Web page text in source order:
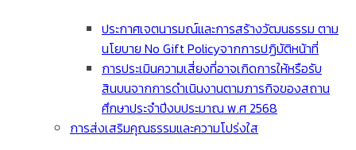
ประกาศเจตนารมณ์และการสร้างวัฒนธรรม ตาม
นโยบาย No Gift Policyจากการปฏิบัติหน้าที่
การประเมินความเสี่ยงที่อาจเกิดการให้หรือรับ
สินบนจากการดําเนินงานตามภารกิจของสถาน
ศึกษาประจําปีงบประมาณ พ.ศ 2568
การส่งเสริมคุณธรรมและความโปร่งใส